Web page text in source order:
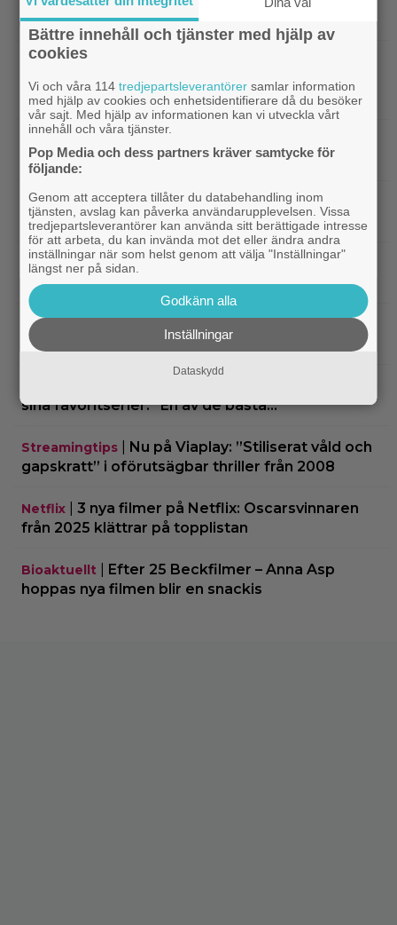
vem som är mördaren i ”Beck” nummer 20
Christopher Nolan
bästa filmer fyller 20 – gick nästan till en annan
regissör
På tv ikväll: Edward Norton gjorde sin
hyllade filmdebut i denna skarpa thriller
Fantasy|Sista säsongen av ”The Witcher”
försenas – släpps 2027
Netflix|Nu på Netflix: Tidlös krigsklassiker från
1961 fick fullpott
Klassiker
korar tidernas 100 bästa filmer
sina favoritserier: ”En av de bästa…”
Streamingtips
Nu på Viaplay: ”Stiliserat våld och
gapskratt” i oförutsägbar thriller från 2008
Netflix
3 nya filmer på Netflix: Oscarsvinnaren
från 2025 klättrar på topplistan
Bioaktuellt
Efter 25 Beckfilmer – Anna Asp
hoppas nya filmen blir en snackis
Bättre innehåll och tjänster med hjälp av
cookies
Vi och våra 114tredjepartsleverantörer samlar information
med hjälp av cookies och enhetsidentifierare då du besöker
vår sajt. Med hjälp av informationen kan vi utveckla vårt
innehåll och våra tjänster.
Pop Media och dess partners kräver samtycke för
följande:
Genom att acceptera tillåter du databehandling inom
tjänsten, avslag kan påverka användarupplevelsen. Vissa
tredjepartsleverantörer kan använda sitt berättigade intresse
för att arbeta, du kan invända mot det eller ändra andra
inställningar när som helst genom att välja "Inställningar"
längst ner på sidan.
Godkänn alla
Inställningar
Dataskydd